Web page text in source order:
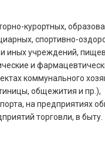
курортных,
спортивно-
и иных учреждений,
и
коммунального
общежития и пр.),
на предприятиях
торговли, в быту.